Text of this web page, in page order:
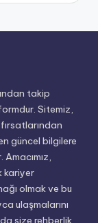
takip
Sitemiz,
güncel bilgilere
kariyer
olmak ve bu
ulaşmalarını
size rehberlik